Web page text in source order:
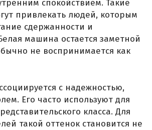
спокойствием. Такие
привлекать людей, которым
сдержанности и
машина остается заметной
не воспринимается как
с надежностью,
Его часто используют для
класса. Для
такой оттенок становится не